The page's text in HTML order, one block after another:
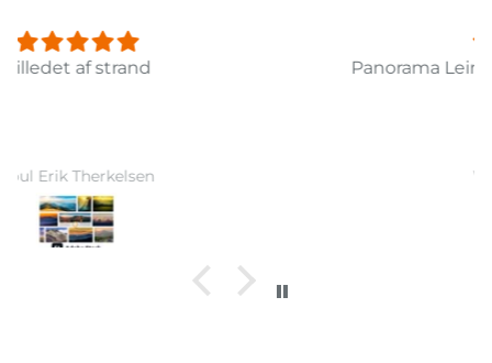
Panorama Leinwandbild 3-teilig Old Pier Ii